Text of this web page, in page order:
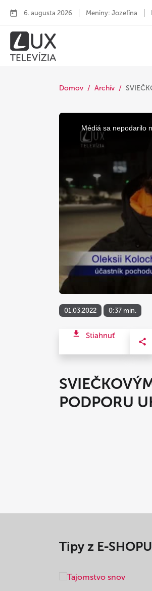
6. augusta 2026 Meniny: Jozefína
Domov Archív
This
Médiá sa nepodarilo
01.03.2022 0:37 min.
Stiahnuť
PODPORU
Tipy z E-SHOPU